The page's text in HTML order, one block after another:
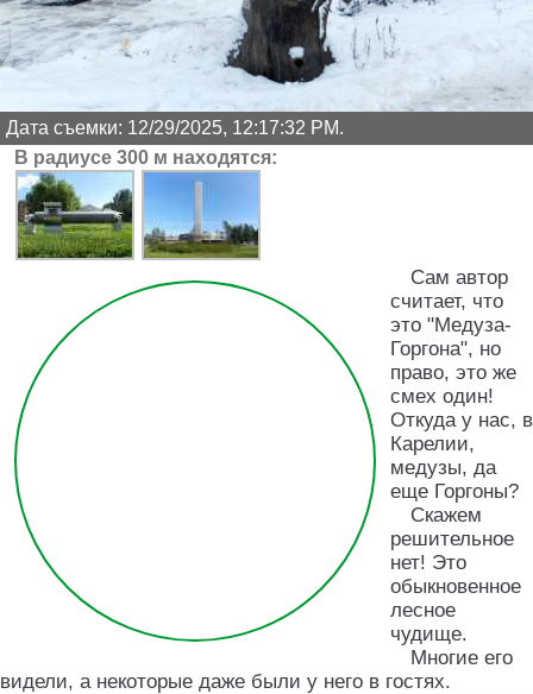
Дата съемки: 12/29/2025, 12:17:32 PM.
В радиусе 300 м находятся:
Сам автор
считает, что
это "Медуза-
Горгона", но
право, это же
смех один!
Откуда у нас, в
Карелии,
медузы, да
еще Горгоны?
Скажем
решительное
нет! Это
обыкновенное
лесное
чудище.
Многие его
видели, а некоторые даже были у него в гостях.